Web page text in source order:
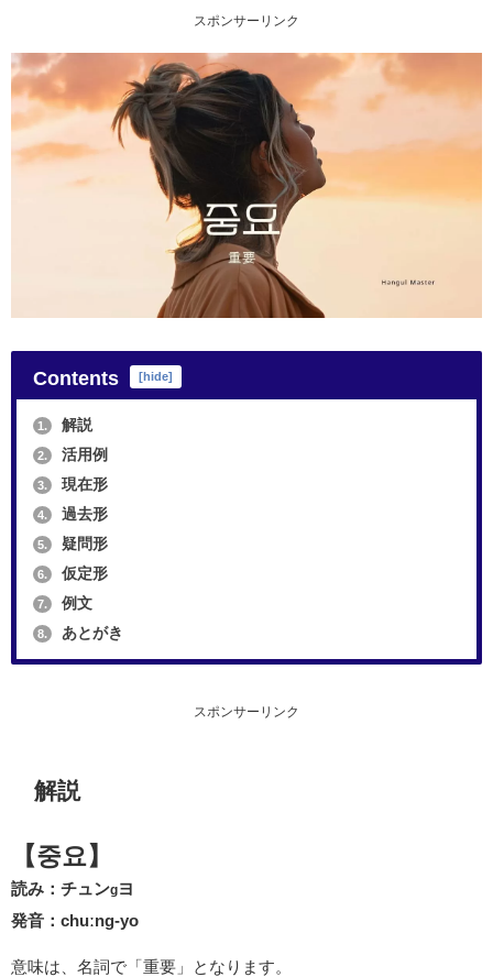
スポンサーリンク
Contents [hide]
1. 解説
2. 活用例
3. 現在形
4. 過去形
5. 疑問形
6. 仮定形
7. 例文
8. あとがき
スポンサーリンク
解説
【중요】
読み：チュンgヨ
発音：chuːng-yo
意味は、名詞で「重要」となります。